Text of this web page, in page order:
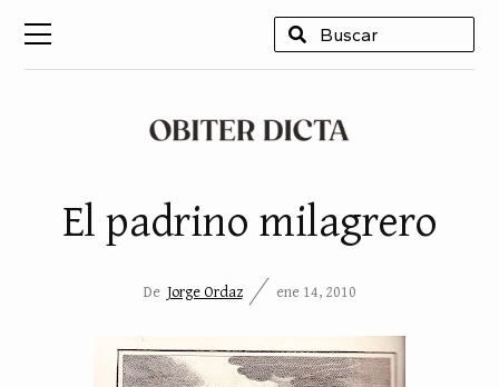
El padrino milagrero
De Jorge Ordaz ene 14, 2010